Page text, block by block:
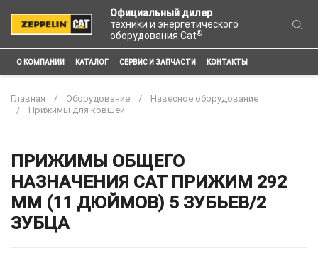
Официальный дилер
техники и энергетического
оборудования Cat®
О КОМПАНИИ КАТАЛОГ СЕРВИС И ЗАПЧАСТИ КОНТАКТЫ
Главная Оборудование
Навесное оборудование
Прижимы для ковшей
ПРИЖИМЫ ОБЩЕГО
НАЗНАЧЕНИЯ CAT ПРИЖИМ 292
ММ (11 ДЮЙМОВ) 5 ЗУБЬЕВ/2
ЗУБЦА